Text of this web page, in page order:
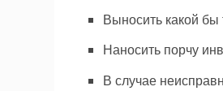
Выносить какой
Наносить порчу
В случае